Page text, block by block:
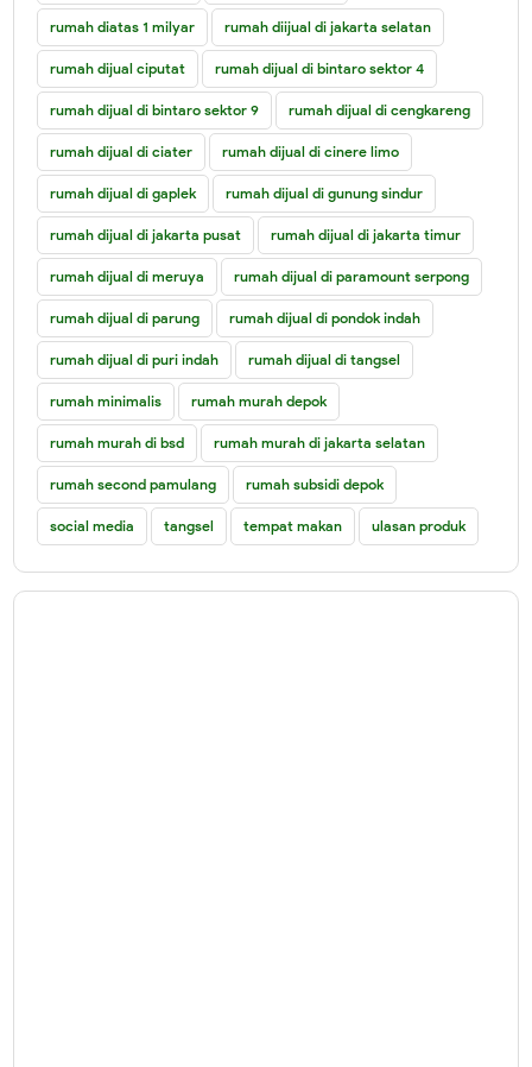
rumah diatas 1 milyar rumah diijual di jakarta selatan
rumah dijual ciputat rumah dijual di bintaro sektor 4
rumah dijual di bintaro sektor 9 rumah dijual di cengkareng
rumah dijual di ciater rumah dijual di cinere limo
rumah dijual di gaplek rumah dijual di gunung sindur
rumah dijual di jakarta pusat rumah dijual di jakarta timur
rumah dijual di meruya rumah dijual di paramount serpong
rumah dijual di parung rumah dijual di pondok indah
rumah dijual di puri indah rumah dijual di tangsel
rumah minimalis rumah murah depok
rumah murah di bsd rumah murah di jakarta selatan
rumah second pamulang rumah subsidi depok
social media tangsel tempat makan ulasan produk